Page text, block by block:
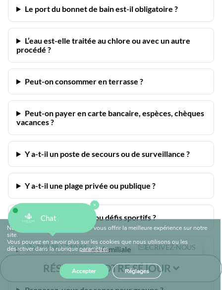
+33 2 38 67 10 84 ECRIVEZ-NOUS
RÉSERVEZ VOTRE SÉJOUR
Le port du bonnet de bain est-il obligatoire ?
L’eau est-elle traitée au chlore ou avec un autre
procédé ?
Peut-on consommer en terrasse ?
Peut-on payer en carte bancaire, espèces, chèques
vacances ?
Y a-t-il un poste de secours ou de surveillance ?
Y a-t-il une plage privée ou publique ?
Y a-t-il des tournois ou défis sportifs ?
Les soirées sont-elles familiales, festives, ou
thématiques ?
Nous utilisons des cookies pour vous offrir la meilleure expérience sur notre
site.
Vous pouvez en savoir plus sur les cookies que nous utilisons ou les
désactiver dans la rubriqueparamètres.
Accepter Réglages
Chat